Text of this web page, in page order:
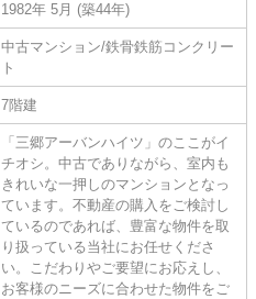
1982年 5月 (築44年)
中古マンション/鉄骨鉄筋コンクリー
ト
7階建
「三郷アーバンハイツ」のここがイ
チオシ。中古でありながら、室内も
きれいな一押しのマンションとなっ
ています。不動産の購入をご検討し
ているのであれば、豊富な物件を取
り扱っている当社にお任せくださ
い。こだわりやご要望にお応えし、
お客様のニーズに合わせた物件をご